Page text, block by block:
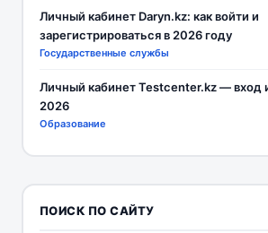
Личный кабинет Daryn.kz: как войти и
зарегистрироваться в 2026 году
Государственные службы
Личный кабинет Testcenter.kz — вход
2026
Образование
ПОИСК ПО САЙТУ